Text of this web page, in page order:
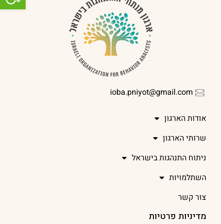
ioba.pniyot@gmail.com
אודות הארגון
שרותי הארגון
ניתוח התנהגות בישראל
השתלמויות
צור קשר
מדיניות פרטיות